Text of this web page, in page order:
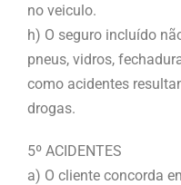
no veiculo.
h) O seguro incluído
pneus, vidros,
como acidentes
drogas.
5º ACIDENTES
a) O cliente concorda